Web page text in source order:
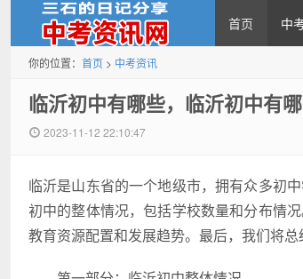
中考资讯网
首页 中
你的位置： 首页 > 中考资讯
临沂初中有哪些，临沂初中有
2023-11-12 22:10:47
临沂是山东省的一个地级市，拥有众多初
初中的整体情况，包括学校数量和分布情
教育资源配置和发展趋势。最后，我们将